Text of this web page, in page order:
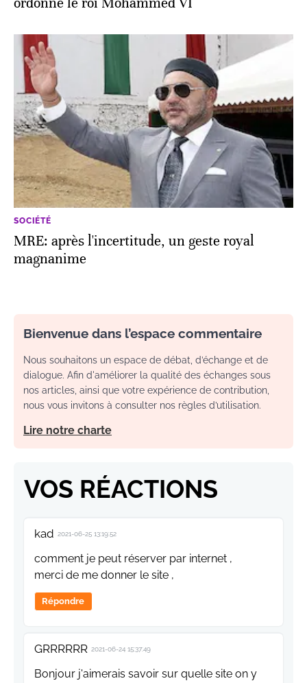
SOCIÉTÉ
MRE: après l'incertitude, un geste royal
magnanime
Bienvenue dans l’espace commentaire
Nous souhaitons un espace de débat, d’échange et de
dialogue. Afin d'améliorer la qualité des échanges sous
nos articles, ainsi que votre expérience de contribution,
nous vous invitons à consulter nos règles d’utilisation.
Lire notre charte
VOS RÉACTIONS
kad 2021-06-25 13:19:52
comment je peut réserver par internet ,
merci de me donner le site ,
Répondre
GRRRRRR 2021-06-24 15:37:49
Bonjour j'aimerais savoir sur quelle site on y